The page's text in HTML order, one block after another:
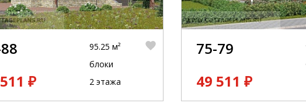
₽
95.25 м²
блоки
2 этажа
75-79
49 511 ₽